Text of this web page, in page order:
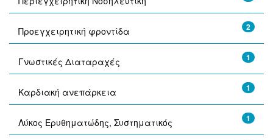
2
Προεγχειρητική φροντίδα
1
Γνωστικές Διαταραχές
1
Καρδιακή ανεπάρκεια
1
Λύκος Ερυθηματώδης, Συστηματικός